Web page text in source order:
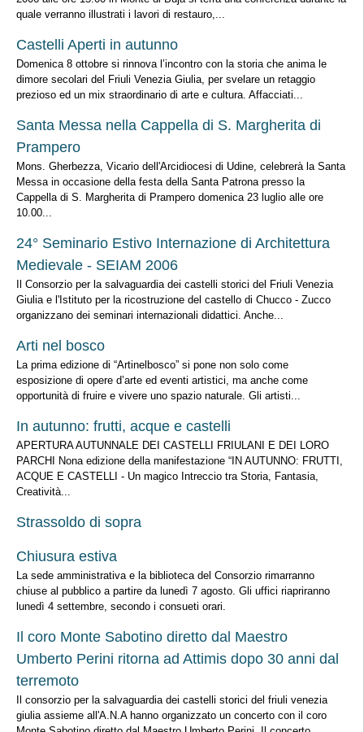
quale verranno illustrati i lavori di restauro,...
Castelli Aperti in autunno
Domenica 8 ottobre si rinnova l’incontro con la storia che anima le
dimore secolari del Friuli Venezia Giulia, per svelare un retaggio
prezioso ed un mix straordinario di arte e cultura. Affacciati...
Santa Messa nella Cappella di S. Margherita di
Prampero
Mons. Gherbezza, Vicario dell'Arcidiocesi di Udine, celebrerà la Santa
Messa in occasione della festa della Santa Patrona presso la
Cappella di S. Margherita di Prampero domenica 23 luglio alle ore
10.00...
24° Seminario Estivo Internazione di Architettura
Medievale - SEIAM 2006
Il Consorzio per la salvaguardia dei castelli storici del Friuli Venezia
Giulia e l'Istituto per la ricostruzione del castello di Chucco - Zucco
organizzano dei seminari internazionali didattici. Anche...
Arti nel bosco
La prima edizione di “Artinelbosco” si pone non solo come
esposizione di opere d’arte ed eventi artistici, ma anche come
opportunità di fruire e vivere uno spazio naturale. Gli artisti...
In autunno: frutti, acque e castelli
APERTURA AUTUNNALE DEI CASTELLI FRIULANI E DEI LORO
PARCHI Nona edizione della manifestazione “IN AUTUNNO: FRUTTI,
ACQUE E CASTELLI - Un magico Intreccio tra Storia, Fantasia,
Creatività...
Strassoldo di sopra
Chiusura estiva
La sede amministrativa e la biblioteca del Consorzio rimarranno
chiuse al pubblico a partire da lunedì 7 agosto. Gli uffici riapriranno
lunedì 4 settembre, secondo i consueti orari.
Il coro Monte Sabotino diretto dal Maestro
Umberto Perini ritorna ad Attimis dopo 30 anni dal
terremoto
Il consorzio per la salvaguardia dei castelli storici del friuli venezia
giulia assieme all'A.N.A hanno organizzato un concerto con il coro